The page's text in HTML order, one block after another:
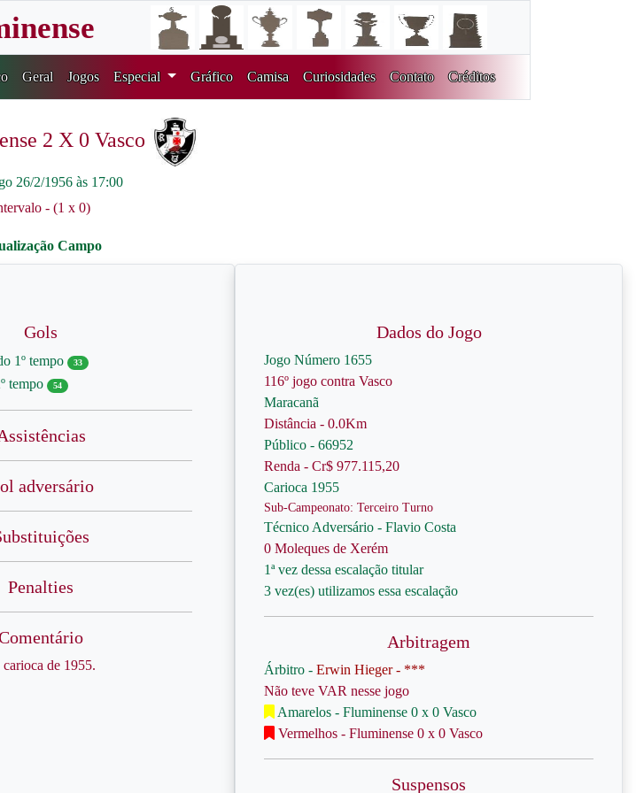
Geral Jogos Especial Gráfico Camisa Curiosidades Contato Créditos
2 X 0 Vasco
26/2/1956 às 17:00
- (1 x 0)
Gols
1º tempo 33
tempo 54
adversário
Penalties
de 1955.
Dados do Jogo
Jogo Número 1655
116º jogo contra Vasco
Maracanã
Distância - 0.0Km
Público - 66952
Renda - Cr$ 977.115,20
Carioca 1955
Sub-Campeonato: Terceiro Turno
Técnico Adversário - Flavio Costa
0 Moleques de Xerém
1ª vez dessa escalação titular
3 vez(es) utilizamos essa escalação
Arbitragem
Árbitro - Erwin Hieger - ***
Não teve VAR nesse jogo
Amarelos - Fluminense 0 x 0 Vasco
Vermelhos - Fluminense 0 x 0 Vasco
Suspensos